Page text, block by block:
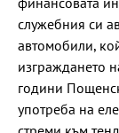
служебния си
автомобили,
изграждането
години
употреба на